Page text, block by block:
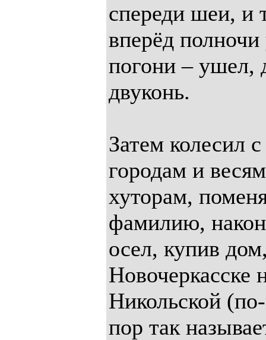
спереди шеи, и
вперёд полночи
погони – ушел,
двуконь.
Затем колесил
городам и
хуторам,
фамилию,
осел, купив
Новочеркасске
Никольской
пор так